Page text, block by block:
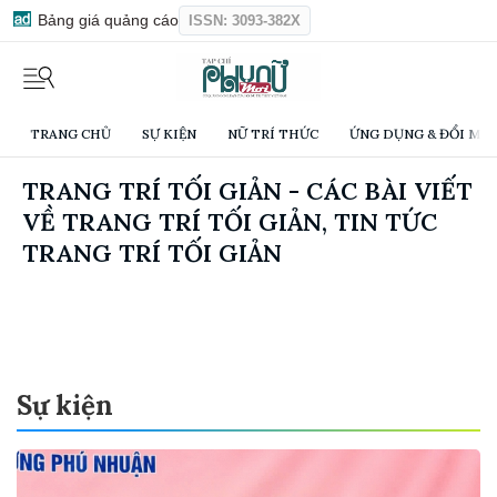
Bảng giá quảng cáo ISSN: 3093-382X
TRANG CHỦ SỰ KIỆN NỮ TRÍ THỨC ỨNG DỤNG & ĐỔI
TRANG TRÍ TỐI GIẢN - CÁC BÀI VIẾT
VỀ TRANG TRÍ TỐI GIẢN, TIN TỨC
TRANG TRÍ TỐI GIẢN
Sự kiện